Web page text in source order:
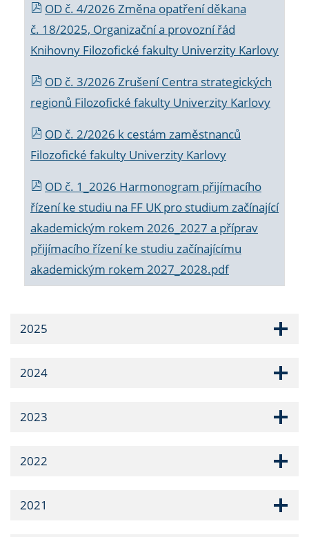
OD č. 4/2026 Změna opatření děkana
č. 18/2025, Organizační a provozní řád
Knihovny Filozofické fakulty Univerzity Karlovy
OD č. 3/2026 Zrušení Centra strategických
regionů Filozofické fakulty Univerzity Karlovy
OD č. 2/2026 k cestám zaměstnanců
Filozofické fakulty Univerzity Karlovy
OD č. 1_2026 Harmonogram přijímacího
řízení ke studiu na FF UK pro studium začínající
akademickým rokem 2026_2027 a příprav
přijímacího řízení ke studiu začínajícímu
akademickým rokem 2027_2028.pdf
2025
2024
2023
2022
2021